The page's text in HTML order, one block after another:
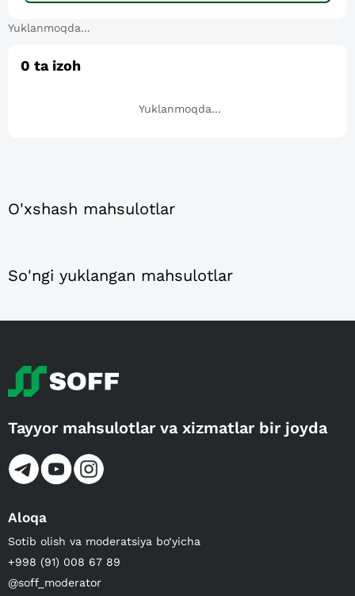
Yuklanmoqda...
0 ta izoh
Yuklanmoqda...
O'xshash mahsulotlar
So'ngi yuklangan mahsulotlar
Tayyor mahsulotlar va xizmatlar bir joyda
Aloqa
Sotib olish va moderatsiya bo‘yicha
+998 (91) 008 67 89
@soff_moderator